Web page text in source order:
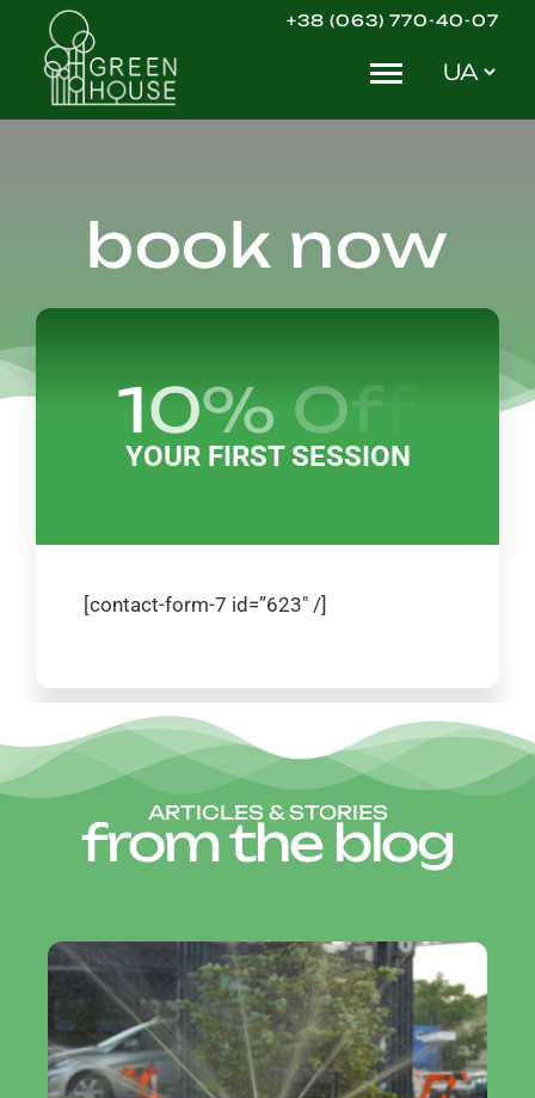
content
+38 (063) 770-40-07
мову
book now
YOUR FIRST SESSION
[contact-form-7 id=”623″ /]
ARTICLES & STORIES
from the blog